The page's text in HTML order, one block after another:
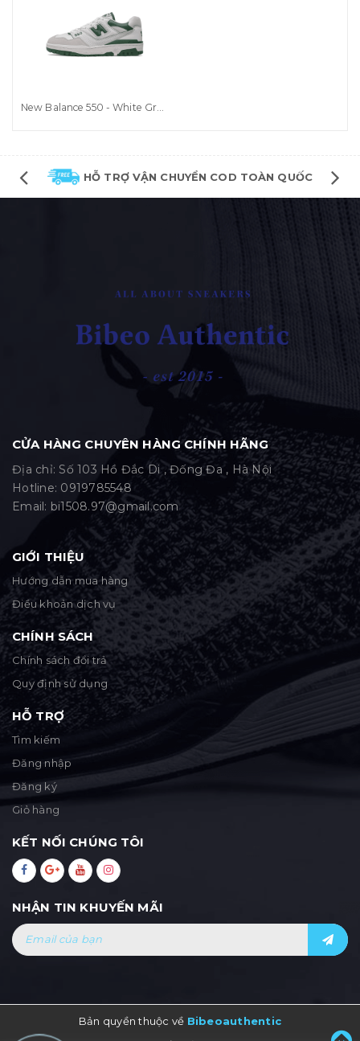
New Balance 550 - White Green (BB550WT1)
HỖ TRỢ VẬN CHUYỂN COD TOÀN QUỐC
CỬA HÀNG CHUYÊN HÀNG CHÍNH HÃNG
Địa chỉ: Số 103 Hồ Đắc Di , Đống Đa , Hà Nội
Hotline: 0919785548
Email: bi1508.97@gmail.com
GIỚI THIỆU
Hướng dẫn mua hàng
Điều khoản dịch vụ
CHÍNH SÁCH
Chính sách đổi trả
Quy định sử dụng
HỖ TRỢ
Tìm kiếm
Đăng nhập
Đăng ký
Giỏ hàng
KẾT NỐI CHÚNG TÔI
NHẬN TIN KHUYẾN MÃI
Bản quyền thuộc về Bibeoauthentic